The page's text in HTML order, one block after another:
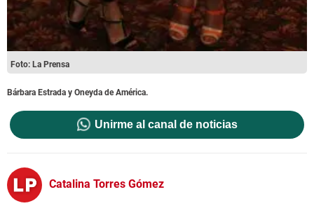
Foto: La Prensa
Bárbara Estrada y Oneyda de América.
Unirme al canal de noticias
Catalina Torres Gómez